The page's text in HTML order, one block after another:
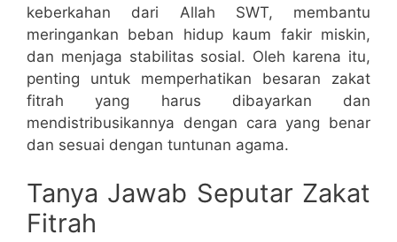
keberkahan dari Allah SWT, membantu
meringankan beban hidup kaum fakir miskin,
dan menjaga stabilitas sosial. Oleh karena itu,
penting untuk memperhatikan besaran zakat
fitrah yang harus dibayarkan dan
mendistribusikannya dengan cara yang benar
dan sesuai dengan tuntunan agama.
Tanya Jawab Seputar Zakat
Fitrah